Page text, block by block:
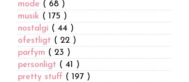
mode ( 68 )
musik ( 175 )
nostalgi ( 44 )
ofestligt ( 22 )
parfym ( 23 )
personligt ( 41 )
pretty stuff ( 197 )